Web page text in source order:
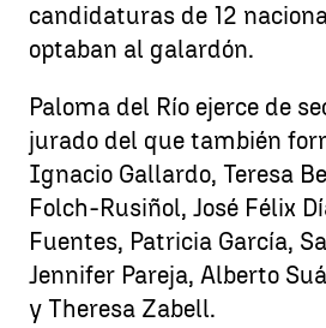
candidaturas de 12
optaban al galardón.
Paloma del Río ejerce de
jurado del que también
Ignacio Gallardo, Teresa
Folch-Rusiñol, José Félix
Fuentes, Patricia García,
Jennifer Pareja, Alberto
y Theresa Zabell.